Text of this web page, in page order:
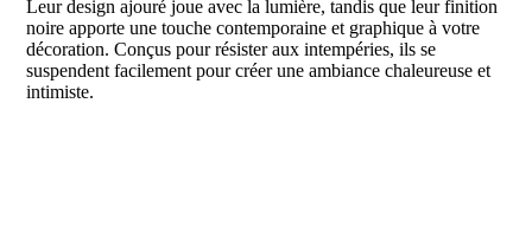
Leur design ajouré joue avec la lumière, tandis que leur finition
noire apporte une touche contemporaine et graphique à votre
décoration. Conçus pour résister aux intempéries, ils se
suspendent facilement pour créer une ambiance chaleureuse et
intimiste.